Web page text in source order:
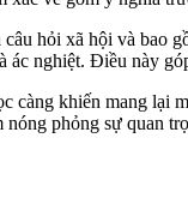
hỏi xã hội và
nghiệt. Điều này
khiến mang
phỏng sự quan